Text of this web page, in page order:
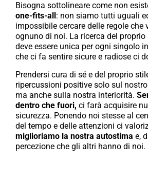
Bisogna sottolineare come non
one-fits-all : non siamo tutti uguali
impossibile cercare delle regole che
ognuno di noi. La ricerca del proprio
deve essere unica per ogni singolo
che ci fa sentire sicure e radiose ci
Prendersi cura di sé e del proprio
ripercussioni positive solo sul
ma anche sulla nostra interiorità.
dentro che fuori, ci farà acquisire
sicurezza. Ponendo noi stesse al
del tempo e delle attenzioni ci
miglioriamo la nostra autostima e,
percezione che gli altri hanno di noi.